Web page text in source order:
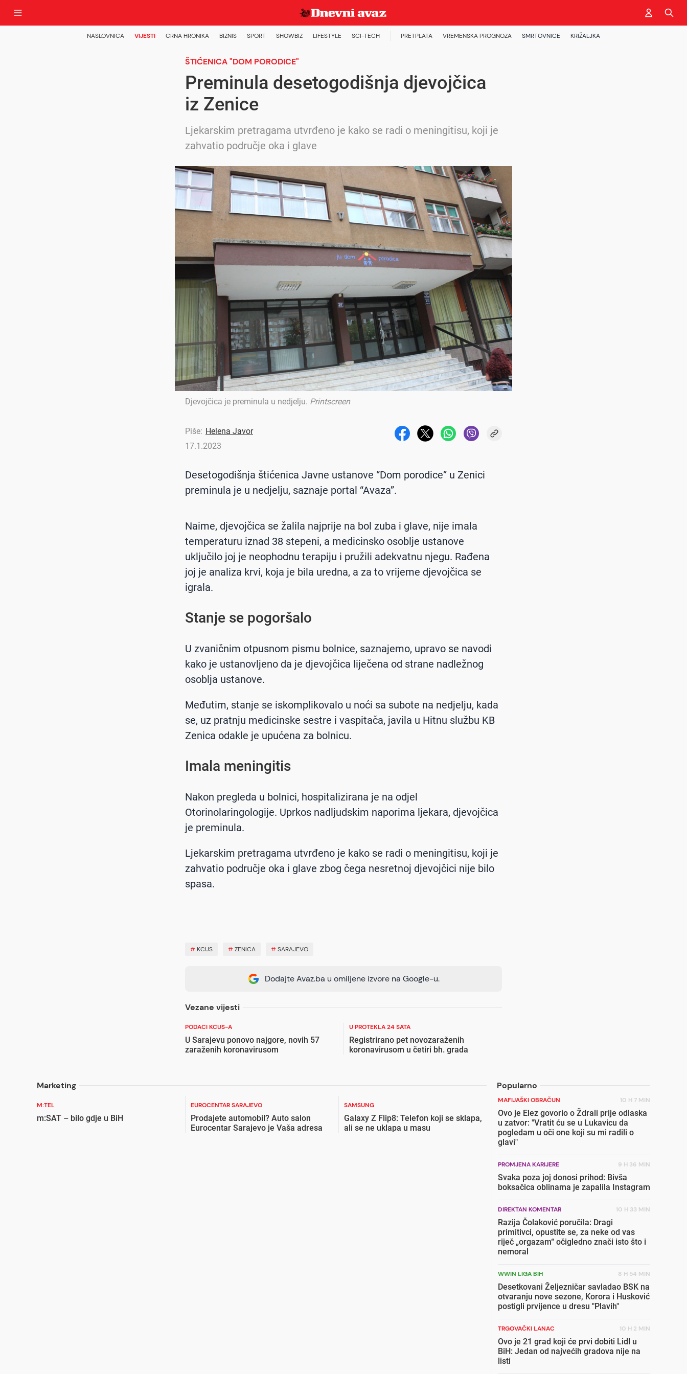
NASLOVNICA VIJESTI CRNA HRONIKA BIZNIS SPORT SHOWBIZ LIFESTYLE SCI-TECH PRETPLATA VREMENSKA PROGNOZA SMRTOVNICE KRIŽALJKA
ŠTIĆENICA "DOM PORODICE"
Preminula desetogodišnja djevojčica
iz Zenice
Ljekarskim pretragama utvrđeno je kako se radi o meningitisu, koji je
zahvatio područje oka i glave
Djevojčica je preminula u nedjelju. Printscreen
Piše: Helena Javor
17.1.2023
Desetogodišnja štićenica Javne ustanove “Dom porodice” u Zenici
preminula je u nedjelju, saznaje portal “Avaza”.
Naime, djevojčica se žalila najprije na bol zuba i glave, nije imala
temperaturu iznad 38 stepeni, a medicinsko osoblje ustanove
uključilo joj je neophodnu terapiju i pružili adekvatnu njegu. Rađena
joj je analiza krvi, koja je bila uredna, a za to vrijeme djevojčica se
igrala.
Stanje se pogoršalo
U zvaničnim otpusnom pismu bolnice, saznajemo, upravo se navodi
kako je ustanovljeno da je djevojčica liječena od strane nadležnog
osoblja ustanove.
Međutim, stanje se iskomplikovalo u noći sa subote na nedjelju, kada
se, uz pratnju medicinske sestre i vaspitača, javila u Hitnu službu KB
Zenica odakle je upućena za bolnicu.
Imala meningitis
Nakon pregleda u bolnici, hospitalizirana je na odjel
Otorinolaringologije. Uprkos nadljudskim naporima ljekara, djevojčica
je preminula.
Ljekarskim pretragama utvrđeno je kako se radi o meningitisu, koji je
zahvatio područje oka i glave zbog čega nesretnoj djevojčici nije bilo
spasa.
# KCUS #ZENICA #SARAJEVO
Dodajte Avaz.ba u omiljene izvore na Google-u.
Vezane vijesti
PODACI KCUS-A
U Sarajevu ponovo najgore, novih 57
zaraženih koronavirusom
U PROTEKLA 24 SATA
Registrirano pet novozaraženih
koronavirusom u četiri bh. grada
Marketing Popularno
M:TEL
m:SAT – bilo gdje u BiH
EUROCENTAR SARAJEVO
Prodajete automobil? Auto salon
Eurocentar Sarajevo je Vaša adresa
SAMSUNG
Galaxy Z Flip8: Telefon koji se sklapa,
ali se ne uklapa u masu
MAFIJAŠKI OBRAČUN 10 H 7 MIN
Ovo je Elez govorio o Ždrali prije odlaska
u zatvor: "Vratit ću se u Lukavicu da
pogledam u oči one koji su mi radili o
glavi"
PROMJENA KARIJERE 9 H 36 MIN
Svaka poza joj donosi prihod: Bivša
boksačica oblinama je zapalila Instagram
DIREKTAN KOMENTAR 10 H 33 MIN
Razija Čolaković poručila: Dragi
primitivci, opustite se, za neke od vas
riječ „orgazam“ očigledno znači isto što i
nemoral
WWIN LIGA BIH 8 H 54 MIN
Desetkovani Željezničar savladao BSK na
otvaranju nove sezone, Korora i Husković
postigli prvijence u dresu "Plavih"
TRGOVAČKI LANAC 10 H 2 MIN
Ovo je 21 grad koji će prvi dobiti Lidl u
BiH: Jedan od najvećih gradova nije na
listi